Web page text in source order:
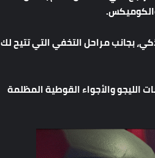
.
بجانبمراحلالتخفيالتيتتيحلك
الليجووالأجواءالقوطيةالمظلمة